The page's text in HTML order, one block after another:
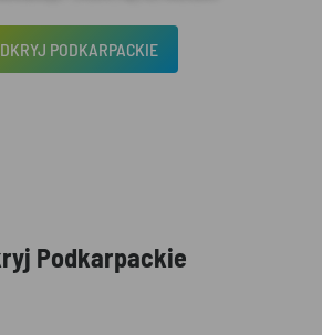
PODKARPACKIE
Podkarpackie